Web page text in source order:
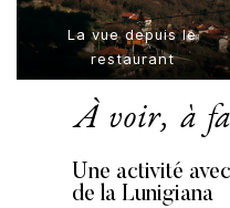
La vue depuis le
restaurant
À voir, à
Une activité
de la Lunigiana